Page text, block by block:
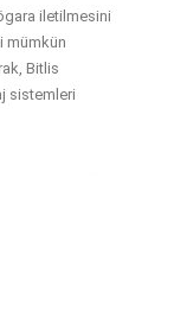
iletilmesini
mümkün
Bitlis
sistemleri